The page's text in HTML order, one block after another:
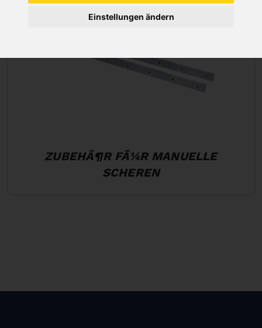
Einstellungen ändern
ZUBEHÃ¶R FÃ¼R MANUELLE
SCHEREN